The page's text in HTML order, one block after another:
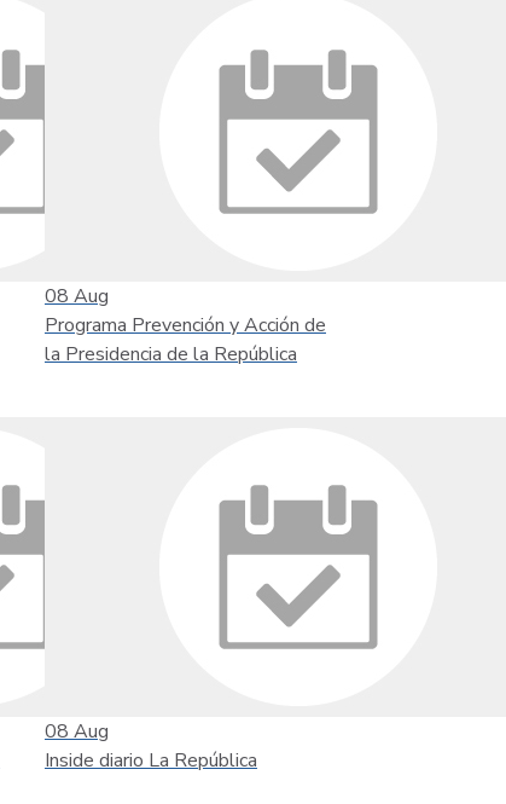
08 Aug
Programa Prevención y Acción de
la Presidencia de la República
08 Aug
Inside diario La República